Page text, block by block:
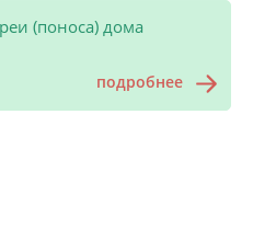
(поноса) дома
подробнее